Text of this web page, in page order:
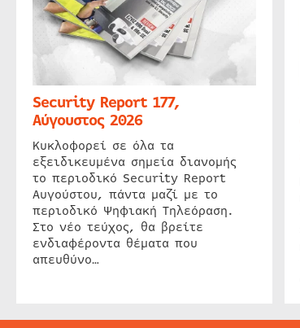
Security Report 177,
Αύγουστος 2026
Κυκλοφορεί σε όλα τα
εξειδικευμένα σημεία διανομής
το περιοδικό Security Report
Αυγούστου, πάντα μαζί με το
περιοδικό Ψηφιακή Τηλεόραση.
Στο νέο τεύχος, θα βρείτε
ενδιαφέροντα θέματα που
απευθύνο…